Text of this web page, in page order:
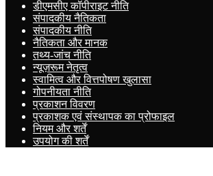
डीएमसीए कॉपीराइट नीति
संपादकीय नैतिकता
संपादकीय नीति
नैतिकता और मानक
तथ्य-जांच नीति
न्यूज़रूम नेतृत्व
स्वामित्व और वित्तपोषण खुलासा
गोपनीयता नीति
प्रकाशन विवरण
प्रकाशक एवं संस्थापक का प्रोफाइल
नियम और शर्तें
उपयोग की शर्तें